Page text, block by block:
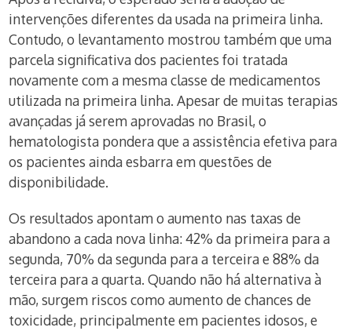
intervenções diferentes da usada na primeira linha.
Contudo, o levantamento mostrou também que uma
parcela significativa dos pacientes foi tratada
novamente com a mesma classe de medicamentos
utilizada na primeira linha. Apesar de muitas terapias
avançadas já serem aprovadas no Brasil, o
hematologista pondera que a assistência efetiva para
os pacientes ainda esbarra em questões de
disponibilidade.
Os resultados apontam o aumento nas taxas de
abandono a cada nova linha: 42% da primeira para a
segunda, 70% da segunda para a terceira e 88% da
terceira para a quarta. Quando não há alternativa à
mão, surgem riscos como aumento de chances de
toxicidade, principalmente em pacientes idosos, e